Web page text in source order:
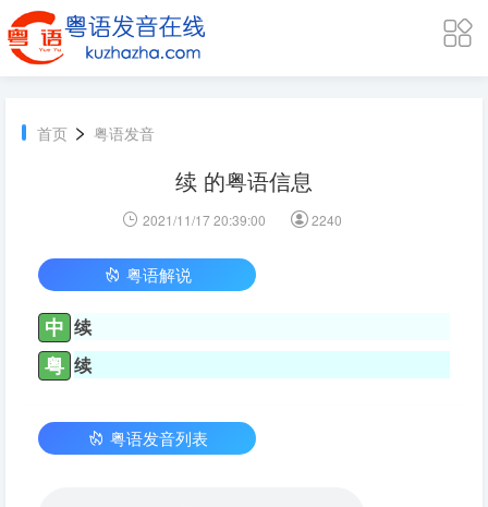
首页 > 粤语发音
续 的粤语信息
2021/11/17 20:39:00 2240
粤语解说
中 续
粤 续
粤语发音列表